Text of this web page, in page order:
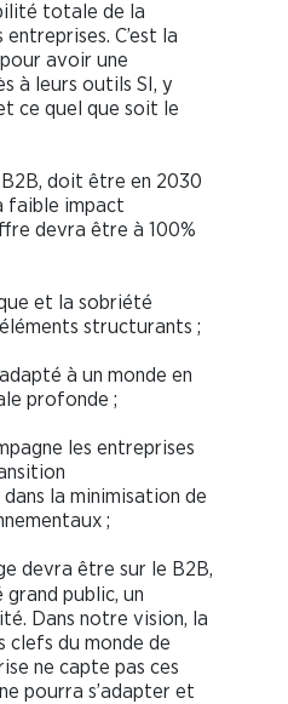
totale de la
C’est la
avoir une
à leurs outils SI, y
ce quel que soit le
doit être en 2030
faible impact
devra être à 100%
et la sobriété
structurants ;
à un monde en
profonde ;
les entreprises
la minimisation de
;
devra être sur le B2B,
grand public, un
Dans notre vision, la
clefs du monde de
ne capte pas ces
pourra s’adapter et